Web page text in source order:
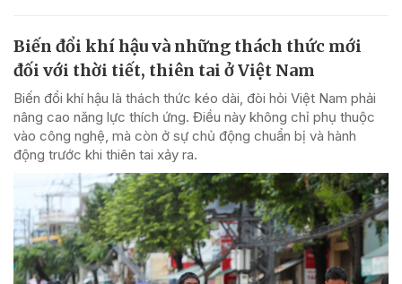
Biến đổi khí hậu và những thách thức mới
đối với thời tiết, thiên tai ở Việt Nam
Biến đổi khí hậu là thách thức kéo dài, đòi hỏi Việt Nam phải
nâng cao năng lực thích ứng. Điều này không chỉ phụ thuộc
vào công nghệ, mà còn ở sự chủ động chuẩn bị và hành
động trước khi thiên tai xảy ra.